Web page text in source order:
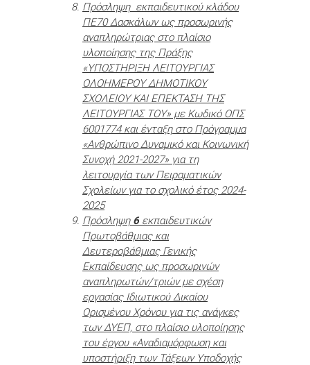
Πρόσληψη εκπαιδευτικού κλάδου
ΠΕ70 Δασκάλων ως προσωρινής
αναπληρώτριας στο πλαίσιο
υλοποίησης της Πράξης
«ΥΠΟΣΤΗΡΙΞΗ ΛΕΙΤΟΥΡΓΙΑΣ
ΟΛΟΗΜΕΡΟΥ ΔΗΜΟΤΙΚΟΥ
ΣΧΟΛΕΙΟΥ ΚΑΙ ΕΠΕΚΤΑΣΗ ΤΗΣ
ΛΕΙΤΟΥΡΓΙΑΣ ΤΟΥ» με Κωδικό ΟΠΣ
6001774 και ένταξη στο Πρόγραμμα
«Ανθρώπινο Δυναμικό και Κοινωνική
Συνοχή 2021-2027» για τη
λειτουργία των Πειραματικών
Σχολείων για το σχολικό έτος 2024-
2025
Πρόσληψη 6 εκπαιδευτικών
Πρωτοβάθμιας και
Δευτεροβάθμιας Γενικής
Εκπαίδευσης ως προσωρινών
αναπληρωτών/τριών με σχέση
εργασίας Ιδιωτικού Δικαίου
Ορισμένου Χρόνου για τις ανάγκες
των ΔΥΕΠ, στο πλαίσιο υλοποίησης
του έργου «Αναδιαμόρφωση και
υποστήριξη των Τάξεων Υποδοχής